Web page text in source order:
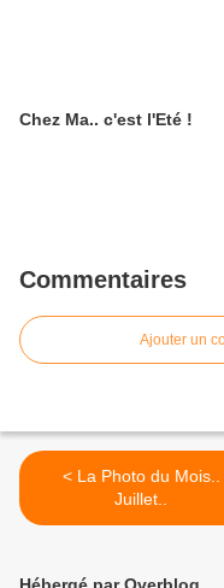
Chez Ma.. c'est l'Eté !
Commentaires
Ajouter un
< La Photo du Mois..
Juillet..